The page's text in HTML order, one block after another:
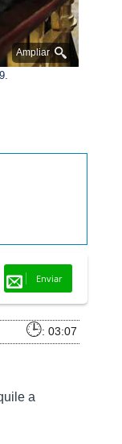
Ampliar
Enviar
: 03:07
a